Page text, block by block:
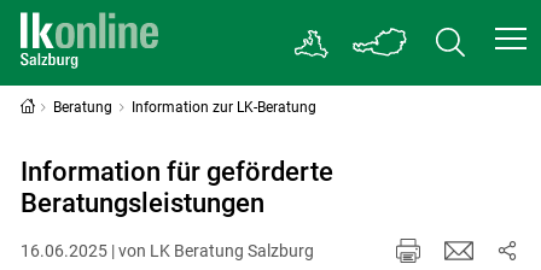
Beratung Information zur LK-Beratung
Information für geförderte
Beratungsleistungen
16.06.2025 | von LK Beratung Salzburg